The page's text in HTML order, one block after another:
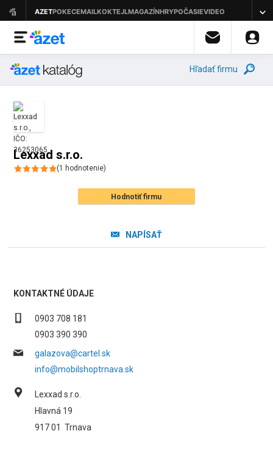
Hľadať firmu
Lexxad s.r.o.
(1 hodnotenie)
Hodnotiť firmu
NAPÍSAŤ
KONTAKTNÉ ÚDAJE
0903 708 181
0903 390 390
galazova@cartel.sk
info@mobilshoptrnava.sk
Lexxad s.r.o.
Hlavná 19
917 01 Trnava